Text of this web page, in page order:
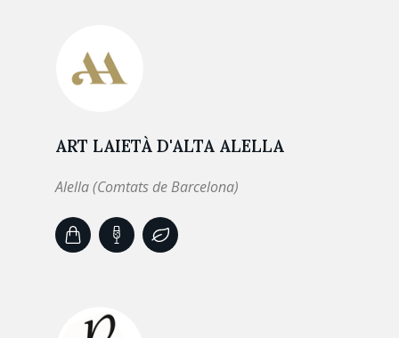
ART LAIETÀ D'ALTA ALELLA
Alella (Comtats de Barcelona)